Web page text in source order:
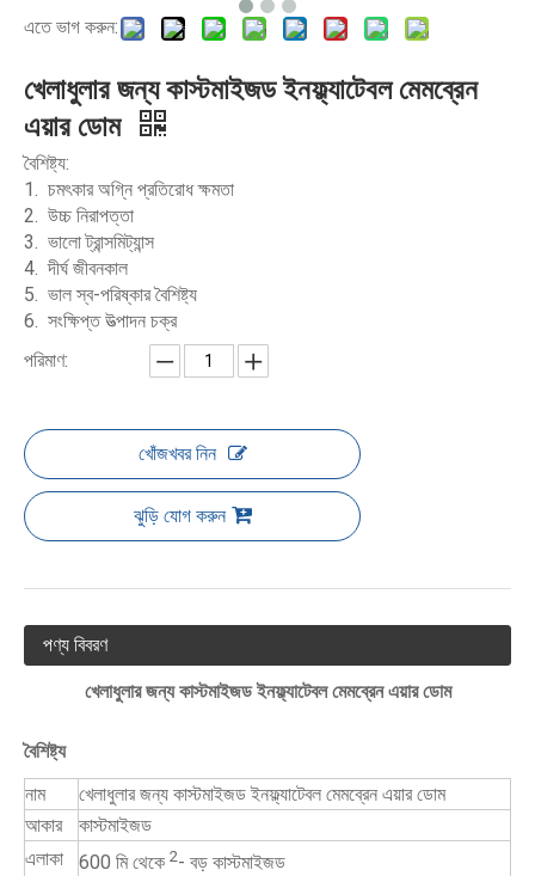
এতে ভাগ করুন:
খেলাধুলার জন্য কাস্টমাইজড ইনফ্ল্যাটেবল মেমব্রেন
এয়ার ডোম
বৈশিষ্ট্য:
চমৎকার অগ্নি প্রতিরোধ ক্ষমতা
উচ্চ নিরাপত্তা
ভালো ট্রান্সমিট্যান্স
দীর্ঘ জীবনকাল
ভাল স্ব-পরিষ্কার বৈশিষ্ট্য
সংক্ষিপ্ত উত্পাদন চক্র
পরিমাণ:
খোঁজখবর নিন
ঝুড়ি যোগ করুন
পণ্য বিবরণ
খেলাধুলার জন্য কাস্টমাইজড ইনফ্ল্যাটেবল মেমব্রেন এয়ার ডোম
বৈশিষ্ট্য
নাম
খেলাধুলার জন্য কাস্টমাইজড ইনফ্ল্যাটেবল মেমব্রেন এয়ার ডোম
আকার
কাস্টমাইজড
এলাকা
600 মি থেকে 2- বড় কাস্টমাইজড